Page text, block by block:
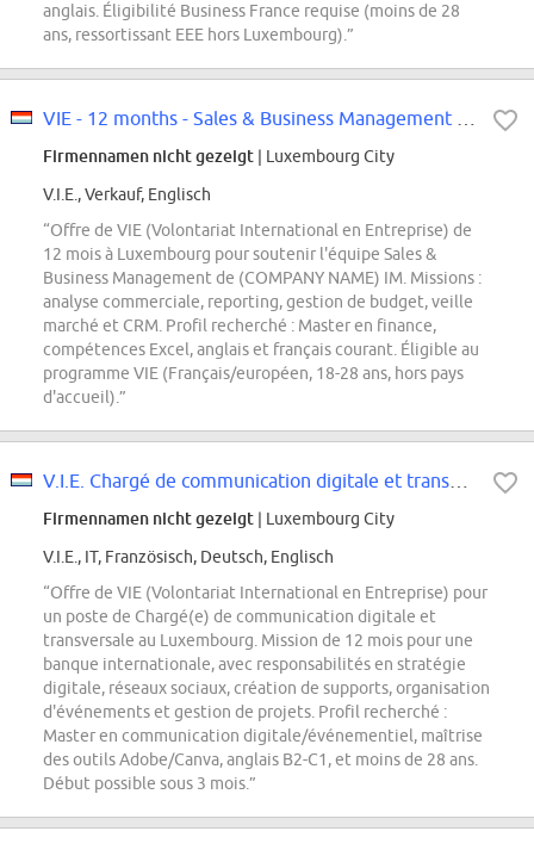
anglais. Éligibilité Business France requise (moins de 28
ans, ressortissant EEE hors Luxembourg).”
Firmennamen nicht gezeigt | Luxembourg City
V.I.E., Verkauf, Englisch
“Offre de VIE (Volontariat International en Entreprise) de
12 mois à Luxembourg pour soutenir l'équipe Sales &
Business Management de (COMPANY NAME) IM. Missions :
analyse commerciale, reporting, gestion de budget, veille
marché et CRM. Profil recherché : Master en finance,
compétences Excel, anglais et français courant. Éligible au
programme VIE (Français/européen, 18-28 ans, hors pays
d'accueil).”
Firmennamen nicht gezeigt | Luxembourg City
V.I.E., IT, Französisch, Deutsch, Englisch
“Offre de VIE (Volontariat International en Entreprise) pour
un poste de Chargé(e) de communication digitale et
transversale au Luxembourg. Mission de 12 mois pour une
banque internationale, avec responsabilités en stratégie
digitale, réseaux sociaux, création de supports, organisation
d'événements et gestion de projets. Profil recherché :
Master en communication digitale/événementiel, maîtrise
des outils Adobe/Canva, anglais B2-C1, et moins de 28 ans.
Début possible sous 3 mois.”